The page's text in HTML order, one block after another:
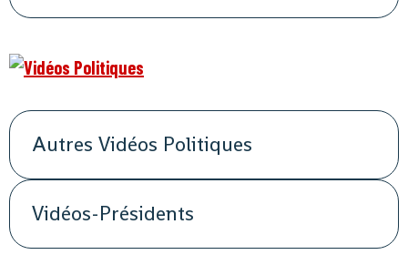
Autres Vidéos Politiques
Vidéos-Présidents